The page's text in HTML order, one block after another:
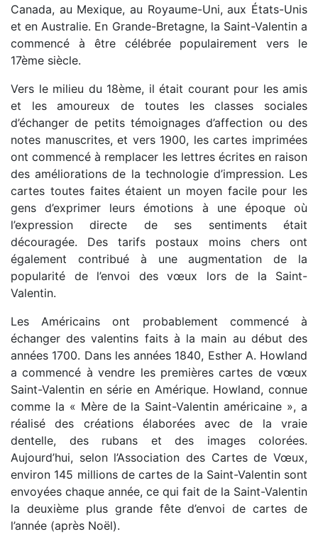
Canada, au Mexique, au Royaume-Uni, aux États-Unis
et en Australie. En Grande-Bretagne, la Saint-Valentin a
commencé à être célébrée populairement vers le
17ème siècle.
Vers le milieu du 18ème, il était courant pour les amis
et les amoureux de toutes les classes sociales
d’échanger de petits témoignages d’affection ou des
notes manuscrites, et vers 1900, les cartes imprimées
ont commencé à remplacer les lettres écrites en raison
des améliorations de la technologie d’impression. Les
cartes toutes faites étaient un moyen facile pour les
gens d’exprimer leurs émotions à une époque où
l’expression directe de ses sentiments était
découragée. Des tarifs postaux moins chers ont
également contribué à une augmentation de la
popularité de l’envoi des vœux lors de la Saint-
Valentin.
Les Américains ont probablement commencé à
échanger des valentins faits à la main au début des
années 1700. Dans les années 1840, Esther A. Howland
a commencé à vendre les premières cartes de vœux
Saint-Valentin en série en Amérique. Howland, connue
comme la « Mère de la Saint-Valentin américaine », a
réalisé des créations élaborées avec de la vraie
dentelle, des rubans et des images colorées.
Aujourd’hui, selon l’Association des Cartes de Vœux,
environ 145 millions de cartes de la Saint-Valentin sont
envoyées chaque année, ce qui fait de la Saint-Valentin
la deuxième plus grande fête d’envoi de cartes de
l’année (après Noël).